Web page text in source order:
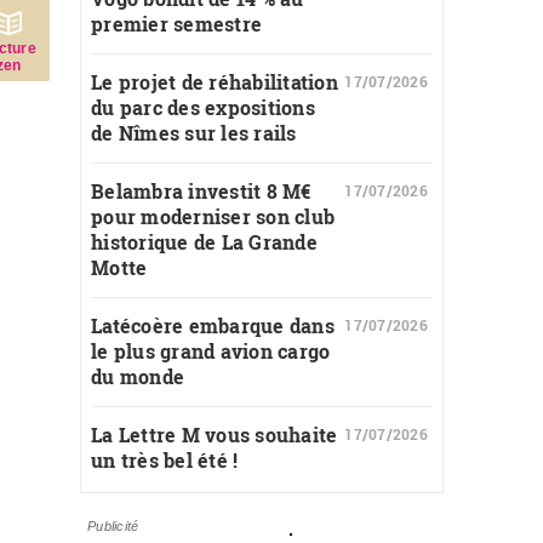
premier semestre
Le projet de réhabilitation
du parc des expositions
de Nîmes sur les rails
17/07/2026
Belambra investit 8 M€
pour moderniser son club
historique de La Grande
Motte
17/07/2026
Latécoère embarque dans
le plus grand avion cargo
du monde
17/07/2026
La Lettre M vous souhaite
un très bel été !
17/07/2026
Publicité